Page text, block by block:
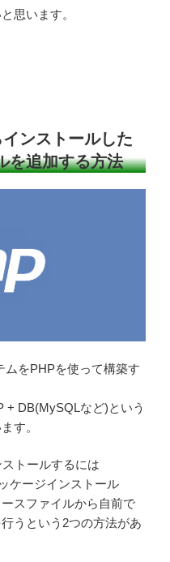
思います。
ンストールした
を追加する方法
ムをPHPを使って構築す
+ DB(MySQLなど)という
す。
トールするには
ケージインストール
スファイルから自前で
うという2つの方法があ